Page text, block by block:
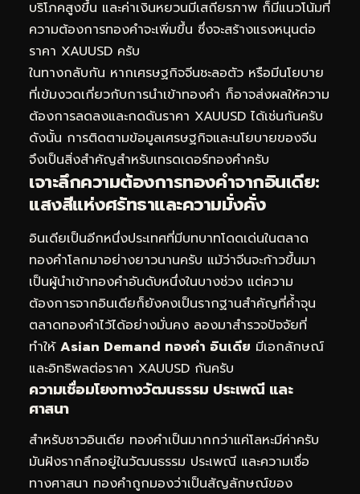
บริโภคสูงขึ้น และค่าเงินหยวนมีเสถียรภาพ ก็มีแนวโน้มที่
ความต้องการทองคำจะเพิ่มขึ้น ซึ่งจะสร้างแรงหนุนต่อ
ราคา XAUUSD ครับ
ในทางกลับกัน หากเศรษฐกิจจีนชะลอตัว หรือมีนโยบาย
ที่เข้มงวดเกี่ยวกับการนำเข้าทองคำ ก็อาจส่งผลให้ความ
ต้องการลดลงและกดดันราคา XAUUSD ได้เช่นกันครับ
ดังนั้น การติดตามข้อมูลเศรษฐกิจและนโยบายของจีน
จึงเป็นสิ่งสำคัญสำหรับเทรดเดอร์ทองคำครับ
เจาะลึกความต้องการทองคำจากอินเดีย:
แสงสีแห่งศรัทธาและความมั่งคั่ง
อินเดียเป็นอีกหนึ่งประเทศที่มีบทบาทโดดเด่นในตลาด
ทองคำโลกมาอย่างยาวนานครับ แม้ว่าจีนจะก้าวขึ้นมา
เป็นผู้นำเข้าทองคำอันดับหนึ่งในบางช่วง แต่ความ
ต้องการจากอินเดียก็ยังคงเป็นรากฐานสำคัญที่ค้ำจุน
ตลาดทองคำไว้ได้อย่างมั่นคง ลองมาสำรวจปัจจัยที่
ทำให้ Asian Demand ทองคำ อินเดีย มีเอกลักษณ์
และอิทธิพลต่อราคา XAUUSD กันครับ
ความเชื่อมโยงทางวัฒนธรรม ประเพณี และ
ศาสนา
สำหรับชาวอินเดีย ทองคำเป็นมากกว่าแค่โลหะมีค่าครับ
มันฝังรากลึกอยู่ในวัฒนธรรม ประเพณี และความเชื่อ
ทางศาสนา ทองคำถูกมองว่าเป็นสัญลักษณ์ของ